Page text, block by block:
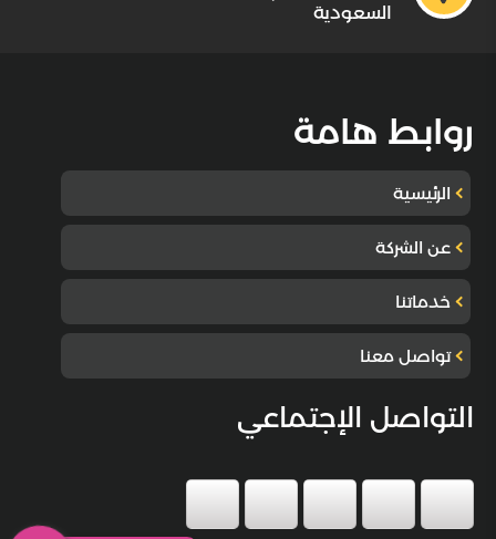
السعودية
روابط هامة
الرئيسية
عن الشركة
خدماتنا
تواصل معنا
التواصل الإجتماعي